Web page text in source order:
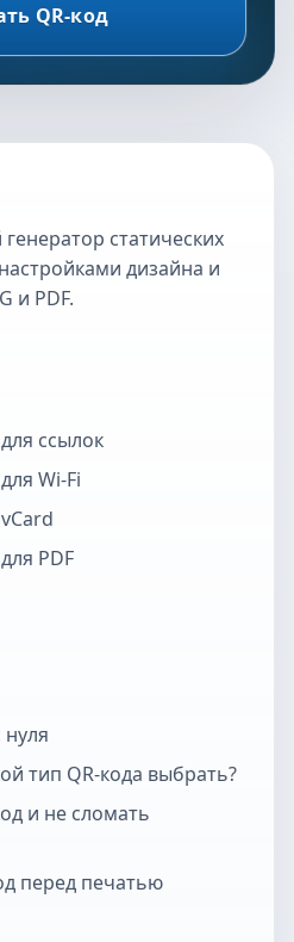
QR-код
статических
дизайна и
и PDF.
ссылок
Wi-Fi
PDF
нуля
тип QR-кода выбрать?
и не сломать
перед печатью